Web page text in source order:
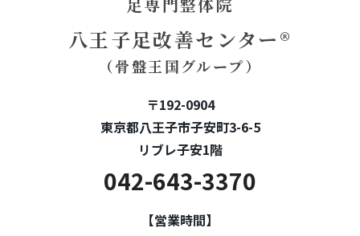
足専門整体院
八王子足改善センター®
（骨盤王国グループ）
〒192-0904
東京都八王子市子安町3-6-5
リブレ子安1階
042-643-3370
【営業時間】